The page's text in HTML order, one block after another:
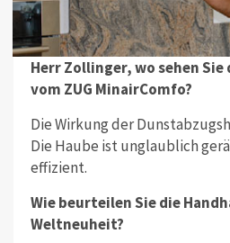
Herr Zollinger, wo sehen
vom ZUG MinairComfo?
Die Wirkung der
Die Haube ist unglaublich
effizient.
Wie beurteilen Sie die
Weltneuheit?